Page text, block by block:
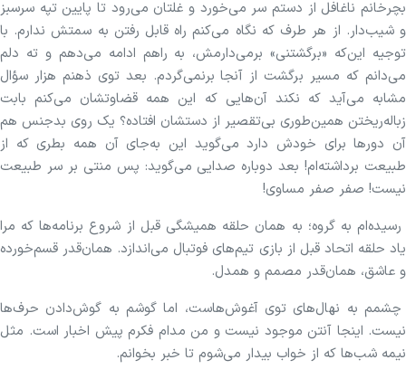
بچرخانم ناغافل از دستم سر می‌خورد و غلتان می‌رود تا پایین تپه سرسبز
و شیب‌دار. از هر طرف که نگاه می‌کنم راه قابل رفتن به سمتش ندارم. با
توجیه این‌که «برگشتنی» برمی‌دارمش، به راهم ادامه می‌دهم و ته دلم
می‌دانم که مسیر برگشت از آنجا برنمی‌گردم. بعد توی ذهنم هزار سؤال
مشابه می‌آید که نکند آن‌هایی که این همه قضاوتشان می‌کنم بابت
زباله‌ریختن همین‌طوری بی‌تقصیر از دستشان افتاده؟ یک روی بدجنس هم
آن دورها برای خودش دارد می‌گوید این به‌جای آن همه بطری که از
طبیعت برداشته‌ام! بعد دوباره صدایی می‌گوید: پس منتی بر سر طبیعت
نیست! صفر صفر مساوی!
رسیده‌ام به گروه؛ به همان حلقه همیشگی قبل از شروع برنامه‌ها که مرا
یاد حلقه اتحاد قبل از بازی تیم‌های فوتبال می‌اندازد. همان‌قدر قسم‌خورده
و عاشق، همان‌قدر مصمم و همدل.
چشمم به نهال‌های توی آغوش‌هاست، اما گوشم به گوش‌دادن حرف‌ها
نیست. اینجا آنتن موجود نیست و من مدام فکرم پیش اخبار است. مثل
نیمه شب‌ها که از خواب بیدار می‌شوم تا خبر بخوانم.